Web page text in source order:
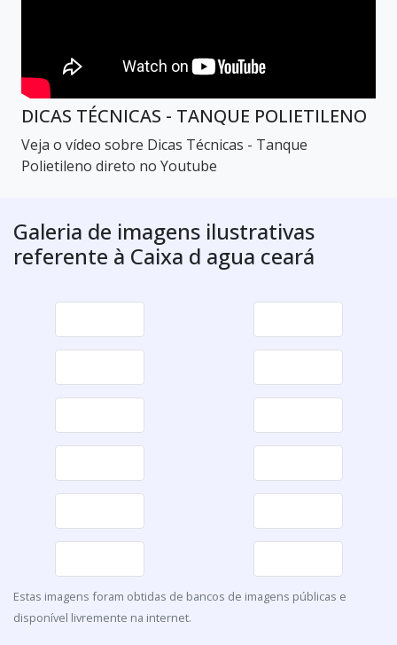
DICAS TÉCNICAS - TANQUE POLIETILENO
Veja o vídeo sobre Dicas Técnicas - Tanque
Polietileno direto no Youtube
Galeria de imagens ilustrativas
referente à Caixa d agua ceará
Estas imagens foram obtidas de bancos de imagens públicas e
disponível livremente na internet.